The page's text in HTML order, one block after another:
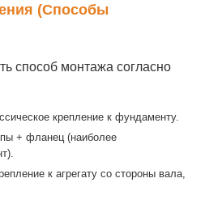
(Способы
способ монтажа согласно
крепление к фундаменту.
+ фланец (наиболее
к агрегату со стороны вала,